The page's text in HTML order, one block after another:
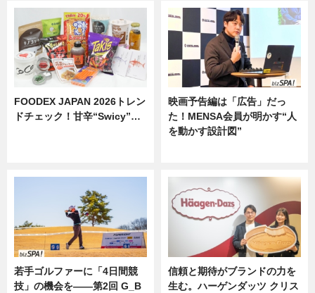
FOODEX JAPAN 2026トレン
ドチェック！甘辛“Swicy”…
映画予告編は「広告」だっ
た！MENSA会員が明かす“人
を動かす設計図”
若手ゴルファーに「4日間競
技」の機会を——第2回 G_B
信頼と期待がブランドの力を
生む。ハーゲンダッツ クリス